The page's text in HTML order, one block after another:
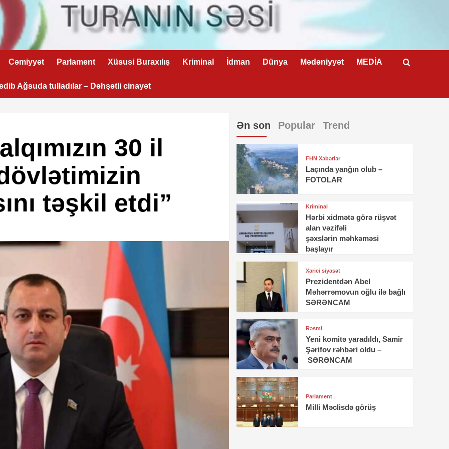
Cəmiyyət Parlament Xüsusi Buraxılış Kriminal İdman Dünya Mədəniyyət MEDİA
Ağsuda tulladılar – Dəhşətli cinayət
30 il
təşkil etdi”
Ən son Popular Trend
FHN Xəbərlər
Laçında yanğın olub –
FOTOLAR
Kriminal
Hərbi xidmətə görə rüşvət
alan vəzifəli
şəxslərin məhkəməsi
başlayır
Xarici siyasət
Prezidentdən Abel
Məhərrəmovun oğlu ilə bağlı
SƏRƏNCAM
Rəsmi
Yeni komitə yaradıldı, Samir
Şərifov rəhbəri oldu –
SƏRƏNCAM
Parlament
Milli Məclisdə görüş